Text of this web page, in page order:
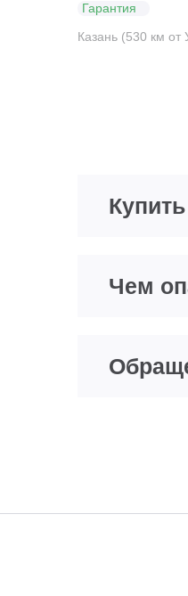
Гарантия
Казань (530 км
Чем